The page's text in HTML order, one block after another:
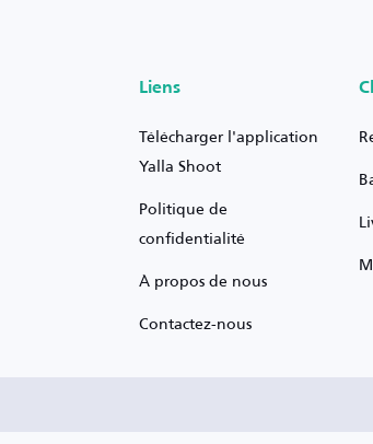
Liens
Télécharger l'application
Yalla Shoot
Politique de
confidentialité
À propos de nous
Contactez-nous